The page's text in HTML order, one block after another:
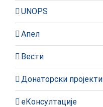
UNOPS
Апел
Вести
Донаторски пројекти
еКонсултације